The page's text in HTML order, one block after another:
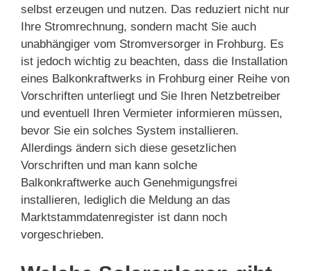
selbst erzeugen und nutzen. Das reduziert nicht nur
Ihre Stromrechnung, sondern macht Sie auch
unabhängiger vom Stromversorger in Frohburg. Es
ist jedoch wichtig zu beachten, dass die Installation
eines Balkonkraftwerks in Frohburg einer Reihe von
Vorschriften unterliegt und Sie Ihren Netzbetreiber
und eventuell Ihren Vermieter informieren müssen,
bevor Sie ein solches System installieren.
Allerdings ändern sich diese gesetzlichen
Vorschriften und man kann solche
Balkonkraftwerke auch Genehmigungsfrei
installieren, lediglich die Meldung an das
Marktstammdatenregister ist dann noch
vorgeschrieben.